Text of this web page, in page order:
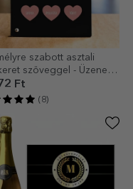
szabott asztali
szöveggel - Üzenet
Ft
(8)